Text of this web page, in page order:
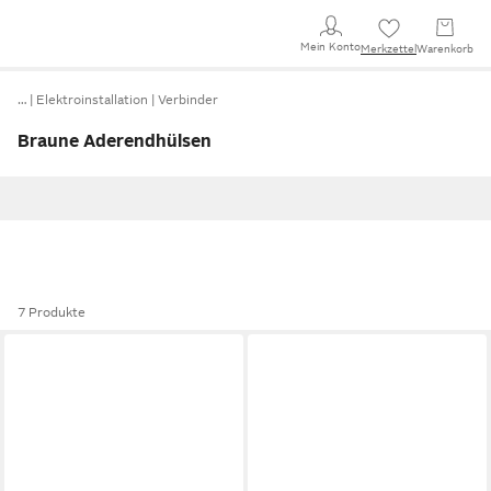
Mein KontoMerkzettel Warenkorb
… Elektroinstallation Verbinder
Braune Aderendhülsen
7 Produkte